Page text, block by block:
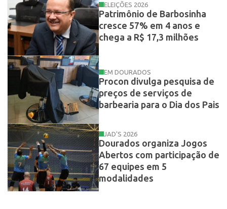
ELEIÇÕES 2026
Patrimônio de Barbosinha
cresce 57% em 4 anos e
chega a R$ 17,3 milhões
EM DOURADOS
Procon divulga pesquisa de
preços de serviços de
barbearia para o Dia dos Pais
JAD'S 2026
Dourados organiza Jogos
Abertos com participação de
67 equipes em 5
modalidades